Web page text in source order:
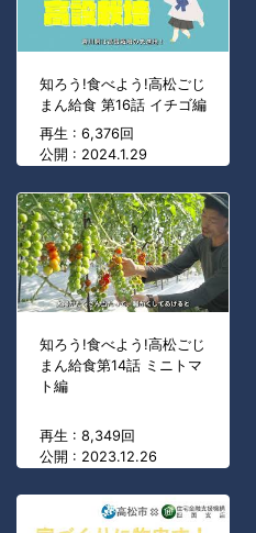
知ろう!食べよう!高松ごじ
まん給食 第16話 イチゴ編
再生 : 6,376回
公開 : 2024.1.29
知ろう!食べよう!高松ごじ
まん給食第14話 ミニトマ
ト編
再生 : 8,349回
公開 : 2023.12.26